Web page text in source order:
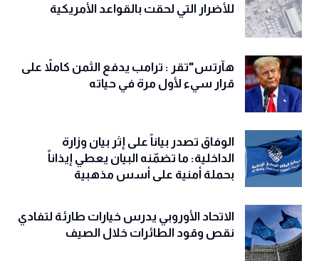
للأضرار التي لحقت بالقواعد الأمريكية
هآرتس"تقر : ترامب يدفع الثمن كاملاً على
قرار سيء لأول مرة في حياته
الوفاق تصدر بياناً على إثر بيان وزارة
الداخلية: ما تضمّنه البيان يعطي إيذاناً
بحملة أمنية على أسس مذهبية
الاتحاد الأوروبي يدرس خيارات طارئة لتفادي
نقص وقود الطائرات خلال الصيف